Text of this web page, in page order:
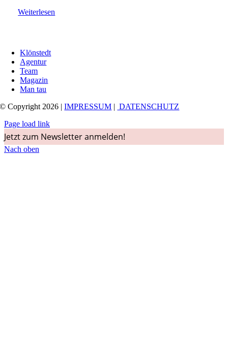
Weiterlesen
Klönstedt
Agentur
Team
Magazin
Man tau
© Copyright 2026 |IMPRESSUM | DATENSCHUTZ
Page load link
Jetzt zum Newsletter anmelden!
Nach oben